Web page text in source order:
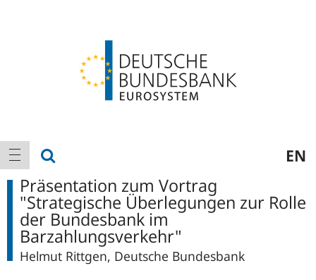
Hauptnavigation
Navigation anzeigen EN
Präsentation zum Vortrag
"Strategische Überlegungen zur Rolle
der Bundesbank im
Barzahlungsverkehr"
Helmut Rittgen, Deutsche Bundesbank